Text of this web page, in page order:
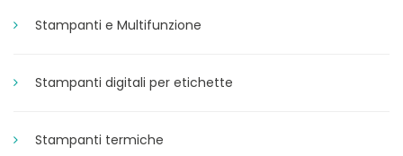
Stampanti e Multifunzione
Stampanti digitali per etichette
Stampanti termiche